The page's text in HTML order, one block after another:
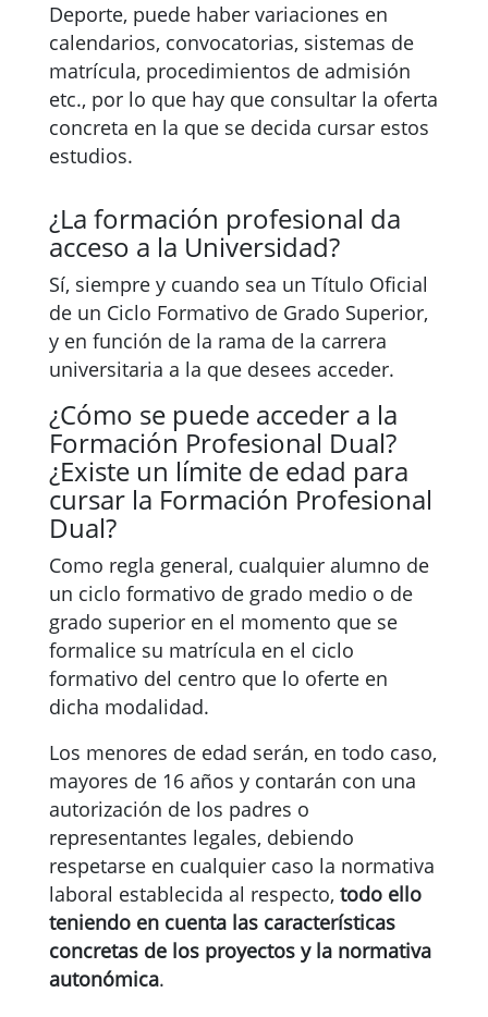
Deporte, puede haber variaciones en
calendarios, convocatorias, sistemas de
matrícula, procedimientos de admisión
etc., por lo que hay que consultar la oferta
concreta en la que se decida cursar estos
estudios.
¿La formación profesional da
acceso a la Universidad?
Sí, siempre y cuando sea un Título Oficial
de un Ciclo Formativo de Grado Superior,
y en función de la rama de la carrera
universitaria a la que desees acceder.
¿Cómo se puede acceder a la
Formación Profesional Dual?
¿Existe un límite de edad para
cursar la Formación Profesional
Dual?
Como regla general, cualquier alumno de
un ciclo formativo de grado medio o de
grado superior en el momento que se
formalice su matrícula en el ciclo
formativo del centro que lo oferte en
dicha modalidad.
Los menores de edad serán, en todo caso,
mayores de 16 años y contarán con una
autorización de los padres o
representantes legales, debiendo
respetarse en cualquier caso la normativa
laboral establecida al respecto, todo ello
teniendo en cuenta las características
concretas de los proyectos y la normativa
autonómica.